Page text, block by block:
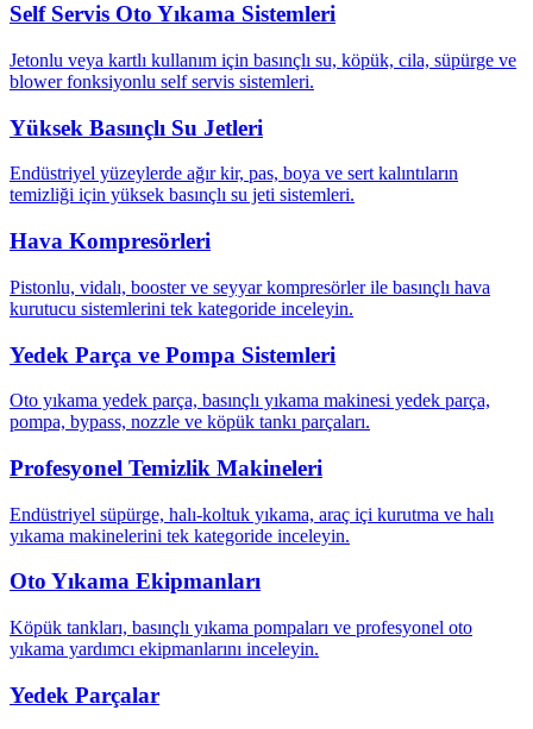
Self Servis Oto Yıkama Sistemleri
Jetonlu veya kartlı kullanım için basınçlı su, köpük, cila, süpürge ve
blower fonksiyonlu self servis sistemleri.
Yüksek Basınçlı Su Jetleri
Endüstriyel yüzeylerde ağır kir, pas, boya ve sert kalıntıların
temizliği için yüksek basınçlı su jeti sistemleri.
Hava Kompresörleri
Pistonlu, vidalı, booster ve seyyar kompresörler ile basınçlı hava
kurutucu sistemlerini tek kategoride inceleyin.
Yedek Parça ve Pompa Sistemleri
Oto yıkama yedek parça, basınçlı yıkama makinesi yedek parça,
pompa, bypass, nozzle ve köpük tankı parçaları.
Profesyonel Temizlik Makineleri
Endüstriyel süpürge, halı-koltuk yıkama, araç içi kurutma ve halı
yıkama makinelerini tek kategoride inceleyin.
Oto Yıkama Ekipmanları
Köpük tankları, basınçlı yıkama pompaları ve profesyonel oto
yıkama yardımcı ekipmanlarını inceleyin.
Yedek Parçalar